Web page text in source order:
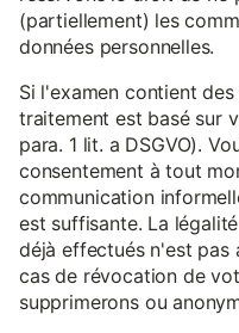
(partiellement) les
données personnelles.
Si l'examen contient
traitement est basé sur
para. 1 lit. a DSGVO).
consentement à tout
communication
est suffisante. La
déjà effectués n'est pas
cas de révocation de
supprimerons ou